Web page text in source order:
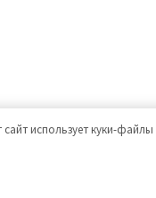
сайт использует куки-